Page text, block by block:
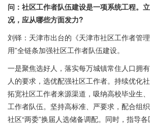
问：社区工作者队伍建设是一项系统工程。
况，应从哪些方面发力?
刘铎：天津市出台的《天津市社区工作者管
用”全链条加强社区工作者队伍建设。
一是聚焦选好人，落实每万城镇常住人口拥
人的要求，选优配强社区工作者。持续优化
拓宽社区工作者来源渠道，吸纳高校毕业生
工作者队伍。坚持高标准、严要求，配合组
社区“两委”换届人选储备调配。同时，指导